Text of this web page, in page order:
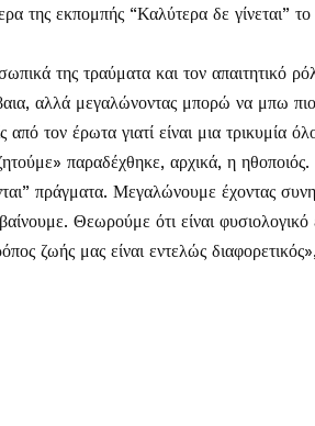
της εκπομπής “Καλύτερα δε γίνεται”
της τραύματα και τον απαιτητικό
αλλά μεγαλώνοντας μπορώ να μπω
από τον έρωτα γιατί είναι μια τρικυμία
παραδέχθηκε, αρχικά, η ηθοποιός.
πράγματα. Μεγαλώνουμε έχοντας
Θεωρούμε ότι είναι φυσιολογικό
ζωής μας είναι εντελώς